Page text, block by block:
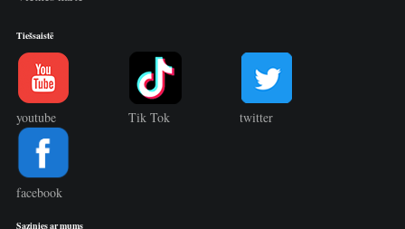
Tiešsaistē
youtube Tik Tok twitter
facebook
Sazinies ar mums